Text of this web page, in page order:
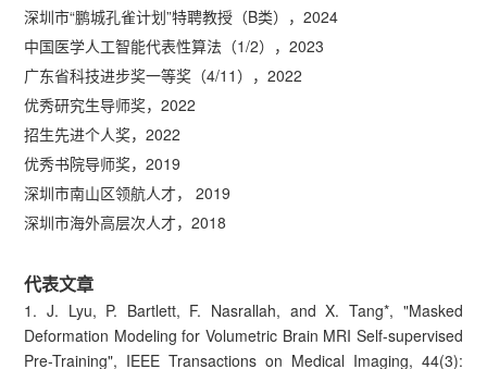
深圳市“鹏城孔雀计划”特聘教授（B类），2024
中国医学人工智能代表性算法（1/2），2023
广东省科技进步奖一等奖（4/11），2022
优秀研究生导师奖，2022
招生先进个人奖，2022
优秀书院导师奖，2019
深圳市南山区领航人才， 2019
深圳市海外高层次人才，2018
代表文章
1. J. Lyu, P. Bartlett, F. Nasrallah, and X. Tang*, "Masked
Deformation Modeling for Volumetric Brain MRI Self-supervised
Pre-Training", IEEE Transactions on Medical Imaging, 44(3):